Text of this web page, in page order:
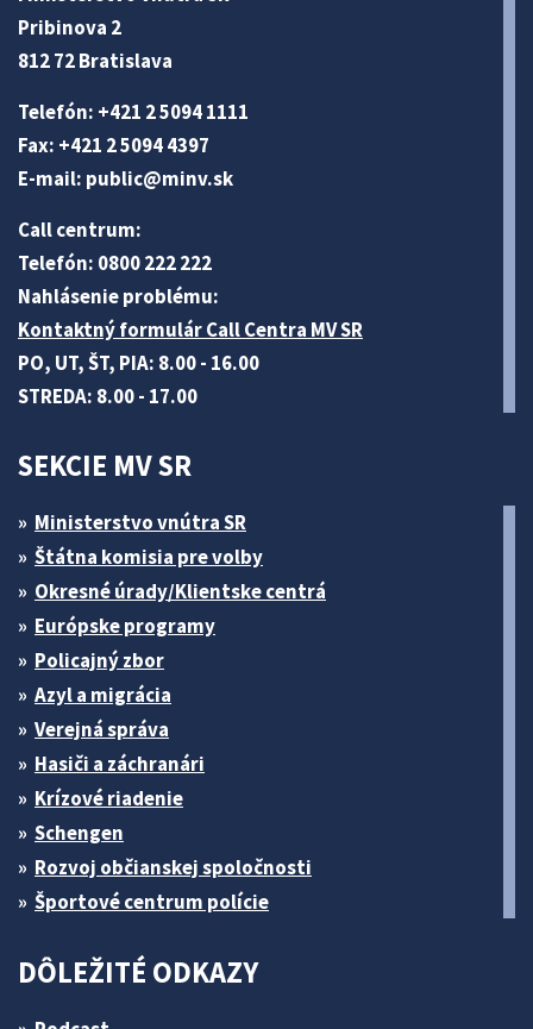
Pribinova 2
812 72 Bratislava
Telefón: +421 2 5094 1111
Fax: +421 2 5094 4397
E-mail: public@minv.sk
Call centrum:
Telefón: 0800 222 222
Nahlásenie problému:
Kontaktný formulár Call Centra MV SR
PO, UT, ŠT, PIA: 8.00 - 16.00
STREDA: 8.00 - 17.00
SEKCIE MV SR
Ministerstvo vnútra SR
Štátna komisia pre volby
Okresné úrady/Klientske centrá
Európske programy
Policajný zbor
Azyl a migrácia
Verejná správa
Hasiči a záchranári
Krízové riadenie
Schengen
Rozvoj občianskej spoločnosti
Športové centrum polície
DÔLEŽITÉ ODKAZY